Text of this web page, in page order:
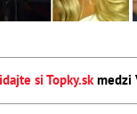
si Topky.skmedzi